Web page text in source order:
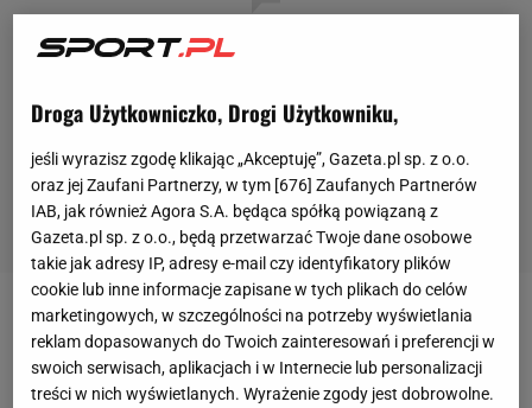
- Virgil van Dijk przeszedł zaplanowaną operację.
Obrońcę czeka teraz rehabilitację pod okiemsztabu
medycznegoLiverpoolu- poinformował angielski
Droga Użytkowniczko, Drogi Użytkowniku,
jeśli wyrazisz zgodę klikając „Akceptuję”, Gazeta.pl sp. z o.o.
oraz jej Zaufani Partnerzy, w tym [676] Zaufanych Partnerów
IAB, jak również Agora S.A. będąca spółką powiązaną z
Gazeta.pl sp. z o.o., będą przetwarzać Twoje dane osobowe
takie jak adresy IP, adresy e-mail czy identyfikatory plików
cookie lub inne informacje zapisane w tych plikach do celów
marketingowych, w szczególności na potrzeby wyświetlania
reklam dopasowanych do Twoich zainteresowań i preferencji w
swoich serwisach, aplikacjach i w Internecie lub personalizacji
treści w nich wyświetlanych. Wyrażenie zgody jest dobrowolne.